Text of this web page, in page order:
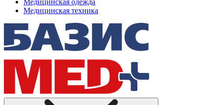
Медицинская одежда
Медицинская техника